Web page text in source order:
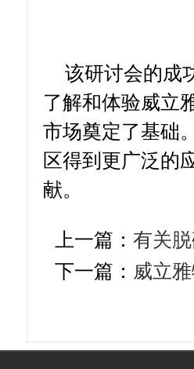
该研讨会的成
了解和体验威立
市场奠定了基础
区得到更广泛的
献。
上一篇： 有关
下一篇： 威立